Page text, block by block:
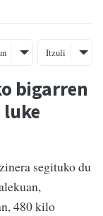
Itzuli
bigarren
segituko du
480 kilo